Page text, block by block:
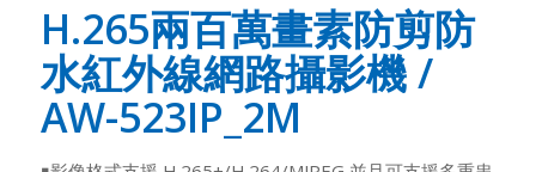
H.265兩百萬畫素防剪防
水紅外線網路攝影機 /
AW-523IP_2M